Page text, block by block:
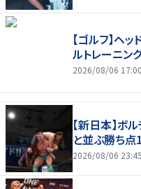
【ゴルフ】ヘ
ルトレーニン
2026/08/06 17:00
【新日本】ボ
と並ぶ勝ち点
2026/08/06 23:45